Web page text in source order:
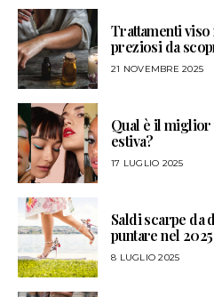
Trattamenti
preziosi da
21 NOVEMBRE 2025
Qual è il miglior
estiva?
17 LUGLIO 2025
Saldi scarpe da
puntare nel 2025
8 LUGLIO 2025